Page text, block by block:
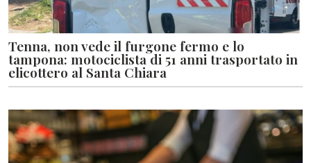
Tenna, non vede il furgone fermo e lo
tampona: motociclista di 51 anni trasportato in
elicottero al Santa Chiara